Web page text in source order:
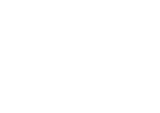
23/24